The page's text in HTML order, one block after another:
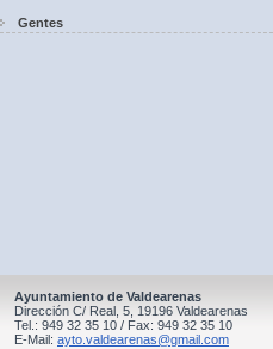
Gentes
Ayuntamiento de Valdearenas
Dirección C/ Real, 5, 19196 Valdearenas
Tel.: 949 32 35 10 / Fax: 949 32 35 10
E-Mail: ayto.valdearenas@gmail.com